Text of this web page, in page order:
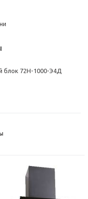
блок 72Н-1000-Э4Д